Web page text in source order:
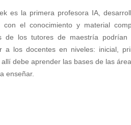
es la primera profesora IA,
con el conocimiento y material
de los tutores de maestría
a los docentes en niveles: inicial,
debe aprender las bases de las
enseñar.